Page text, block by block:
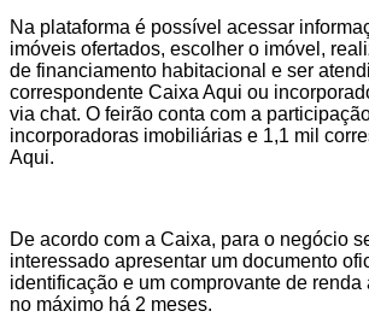
Na plataforma é possível acessar
imóveis ofertados, escolher o imóvel,
de financiamento habitacional e ser
correspondente Caixa Aqui ou
via chat. O feirão conta com a
incorporadoras imobiliárias e 1,1 mil
Aqui.
De acordo com a Caixa, para o negócio
interessado apresentar um documento
identificação e um comprovante de
no máximo há 2 meses.